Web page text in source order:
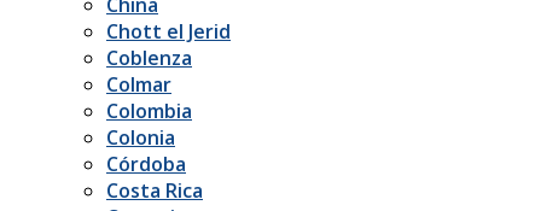
Chott el Jerid
Coblenza
Colmar
Colombia
Colonia
Córdoba
Costa Rica